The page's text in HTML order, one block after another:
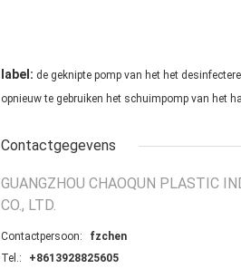
label: de geknipte pomp van het het
opnieuw te gebruiken het schuimpomp van het
Contactgegevens
GUANGZHOU CHAOQUN PLASTIC
CO., LTD.
Contactpersoon:
fzchen
Tel.:
+8613928825605